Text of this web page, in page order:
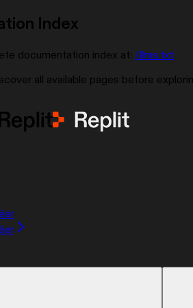
Index
documentation index at: /llms.txt
all available pages before